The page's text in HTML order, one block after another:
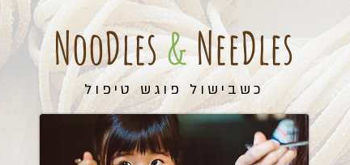
NooDles&NeeDles
כשבישול פוגש טיפול